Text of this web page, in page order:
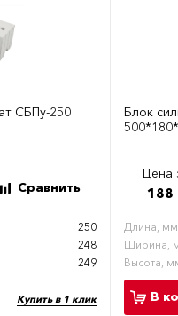
СБПу-250
Сравнить
250
248
249
Купить в 1 клик
Блок
Цена
188
Длина, мм
Ширина,
Высота,
В